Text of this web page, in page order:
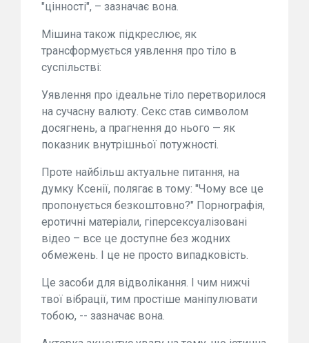
"цінності", – зазначає вона.
Мішина також підкреслює, як
трансформується уявлення про тіло в
суспільстві:
Уявлення про ідеальне тіло перетворилося
на сучасну валюту. Секс став символом
досягнень, а прагнення до нього — як
показник внутрішньої потужності.
Проте найбільш актуальне питання, на
думку Ксенії, полягає в тому: "Чому все це
пропонується безкоштовно?" Порнографія,
еротичні матеріали, гіперсексуалізовані
відео – все це доступне без жодних
обмежень. І це не просто випадковість.
Це засоби для відволікання. І чим нижчі
твої вібрації, тим простіше маніпулювати
тобою, -- зазначає вона.